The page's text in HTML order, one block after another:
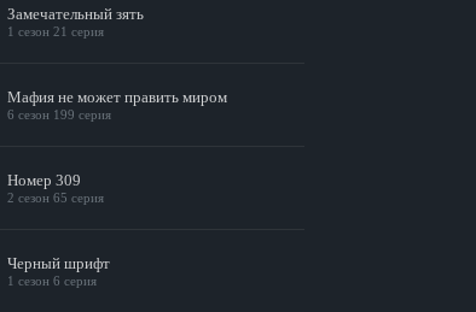
Замечательный зять
1 сезон 21 серия
Мафия не может править миром
6 сезон 199 серия
Номер 309
2 сезон 65 серия
Черный шрифт
1 сезон 6 серия